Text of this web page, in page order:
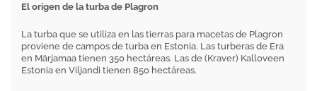
El origen de la turba de Plagron
La turba que se utiliza en las tierras para macetas de Plagron
proviene de campos de turba en Estonia. Las turberas de Era
en Märjamaa tienen 350 hectáreas. Las de (Kraver) Kalloveen
Estonia en Viljandi tienen 850 hectáreas.